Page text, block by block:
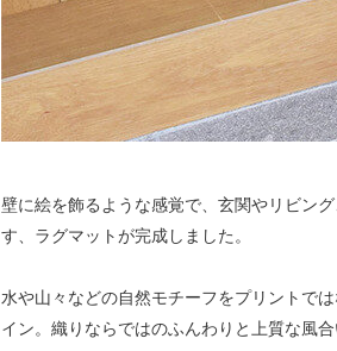
壁に絵を飾るような感覚で、玄関やリビン
す、ラグマットが完成しました。
水や山々などの自然モチーフをプリントで
イン。織りならではのふんわりと上質な風